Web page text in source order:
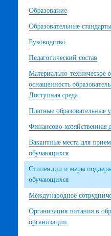
Образование
Образовательные
Руководство
Педагогический состав
Материально-техническое
оснащенность
Доступная среда
Платные образовательные
Финансово-хозяйственная
Вакантные места для
обучающихся
Стипендии и меры
обучающихся
Международное
Организация питания в
организации